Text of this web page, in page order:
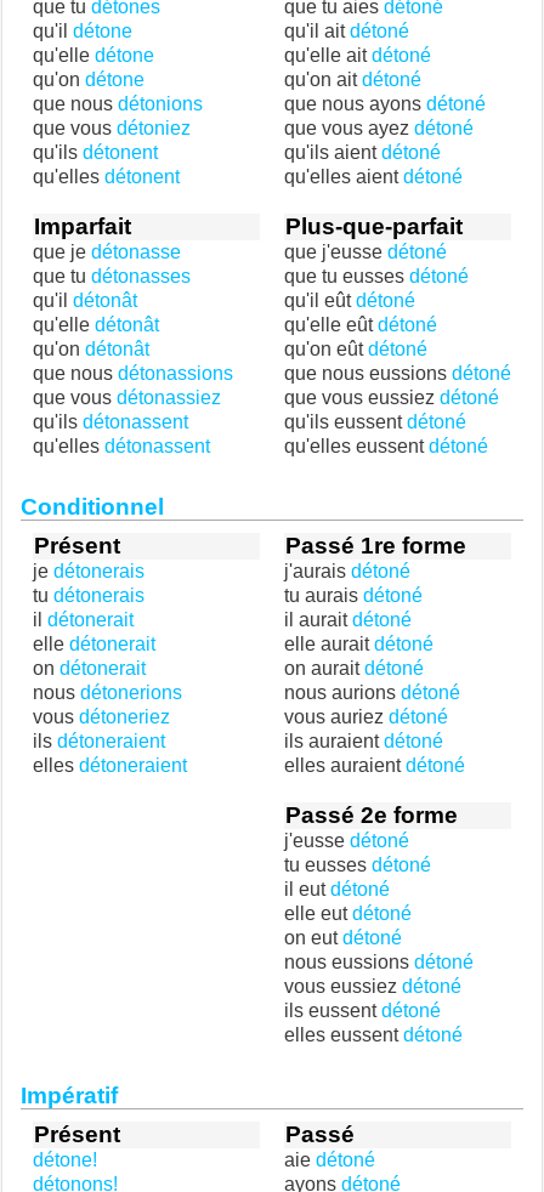
que tu détones
qu'il détone
qu'elle détone
qu'on détone
que nous détonions
que vous détoniez
qu'ils détonent
qu'elles détonent
que tu aies détoné
qu'il aitdétoné
qu'elle aitdétoné
qu'on aitdétoné
que nous ayons détoné
que vous ayez détoné
qu'ils aientdétoné
qu'elles aientdétoné
Imparfait
que je détonasse
que tu détonasses
qu'il détonât
qu'elle détonât
qu'on détonât
que nous détonassions
que vous détonassiez
qu'ils détonassent
qu'elles détonassent
Plus-que-parfait
que j'eusse détoné
que tu eusses détoné
qu'il eûtdétoné
qu'elle eûtdétoné
qu'on eûtdétoné
que nous eussions détoné
que vous eussiez détoné
qu'ils eussentdétoné
qu'elles eussentdétoné
Conditionnel
Présent
je détonerais
tu détonerais
il détonerait
elle détonerait
on détonerait
nous détonerions
vous détoneriez
ils détoneraient
elles détoneraient
Passé 1re forme
j'aurais détoné
tu aurais détoné
il auraitdétoné
elle auraitdétoné
on auraitdétoné
nous aurions détoné
vous auriez détoné
ils auraientdétoné
elles auraientdétoné
Passé 2e forme
j'eusse détoné
tu eusses détoné
il eutdétoné
elle eutdétoné
on eutdétoné
nous eussions détoné
vous eussiez détoné
ils eussentdétoné
elles eussentdétoné
Impératif
Présent
détone!
détonons!
Passé
aie détoné
ayons détoné